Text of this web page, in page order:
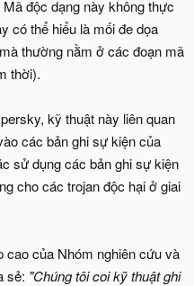
độc dạng này không thực
có thể hiểu là mối đe dọa
thường nằm ở các đoạn mã
thời).
kỹ thuật này liên quan
các bản ghi sự kiện của
sử dụng các bản ghi sự kiện
cho các trojan độc hại ở giai
cao của Nhóm nghiên cứu và
sẻ: "Chúng tôi coi kỹ thuật ghi